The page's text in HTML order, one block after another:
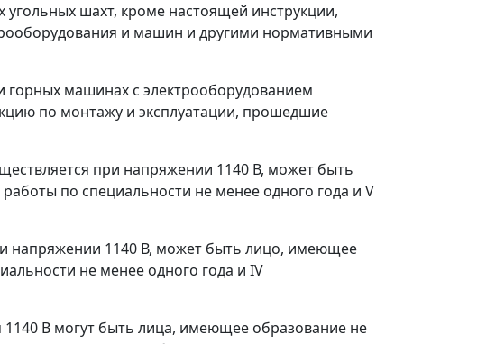
шахт, кроме настоящей инструкции,
и машин и другими нормативными
горных машинах с электрооборудованием
по монтажу и эксплуатации, прошедшие
при напряжении 1140 В, может быть
по специальности не менее одного года и V
напряжении 1140 В, может быть лицо, имеющее
не менее одного года и IV
В могут быть лица, имеющее образование не